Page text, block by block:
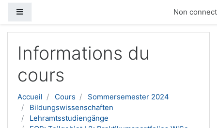
Non
Informations du
cours
Accueil Cours
Sommersemester 2024
Bildungswissenschaften
Lehramtsstudiengänge